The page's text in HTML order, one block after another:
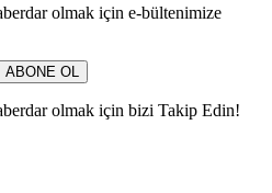
olmak için e-bültenimize
ABONE OL
olmak için bizi Takip Edin!